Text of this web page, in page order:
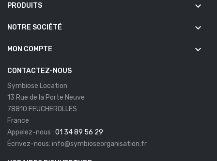
PRODUITS keyboard_arrow_down
NOTRE SOCIÉTÉ keyboard_arrow_down
MON COMPTE keyboard_arrow_down
CONTACTEZ-NOUS
Symbiose Location
13 Rue de la Porte Neuve
78810 FEUCHEROLLES
France
Appelez-nous : 01 34 89 56 29
Écrivez-nous: info@symbioseorganisation.fr